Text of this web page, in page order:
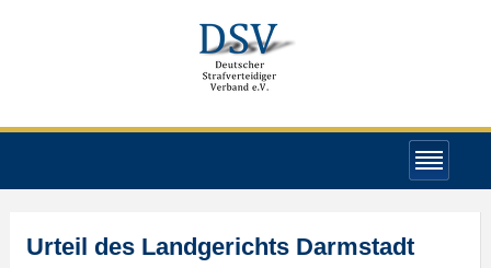
Urteil des Landgerichts Darmstadt